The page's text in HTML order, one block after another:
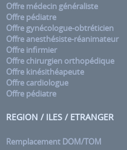
Offre médecin généraliste
Offre pédiatre
Offre gynécologue-obtréticien
Offre anesthésiste-réanimateur
Offre infirmier
Offre chirurgien orthopédique
Offre kinésithéapeute
Offre cardiologue
Offre pédiatre
REGION / ILES / ETRANGER
Remplacement DOM/TOM